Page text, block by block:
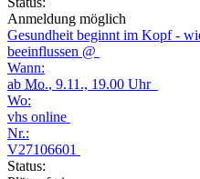
Anmeldung möglich
Gesundheit beginnt im Kopf -
beeinflussen @
Wann:
ab Mo., 9.11., 19.00 Uhr
Wo:
vhs online
Nr.:
V27106601
Status: